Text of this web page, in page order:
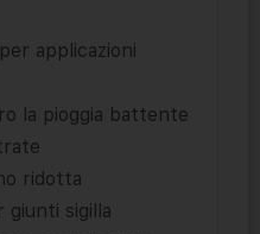
applicazioni
la pioggia battente
ridotta
giunti sigilla